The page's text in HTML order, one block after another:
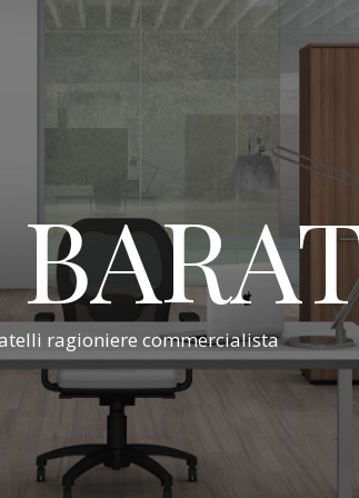
ragioniere commercialista